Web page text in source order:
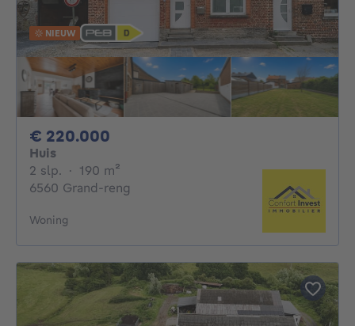
NIEUW
€ 220.000
Huis
2 slp. 2 slaapkamers
· 190 m²
6560 Grand-reng
Woning